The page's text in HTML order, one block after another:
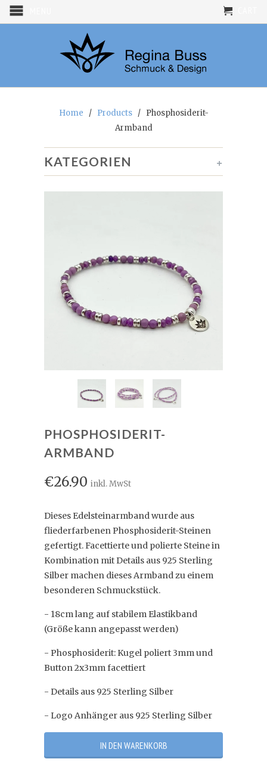
Home / Products
/ Phosphosiderit-
Armband
+
KATEGORIEN
PHOSPHOSIDERIT-
ARMBAND
€26.90 inkl. MwSt
Dieses Edelsteinarmband wurde aus
fliederfarbenen Phosphosiderit-Steinen
gefertigt. Facettierte und polierte Steine in
Kombination mit Details aus 925 Sterling
Silber machen dieses Armband zu einem
besonderen Schmuckstück.
- 18cm lang auf stabilem Elastikband
(Größe kann angepasst werden)
- Phosphosiderit: Kugel poliert 3mm und
Button 2x3mm facettiert
- Details aus 925 Sterling Silber
- Logo Anhänger aus 925 Sterling Silber